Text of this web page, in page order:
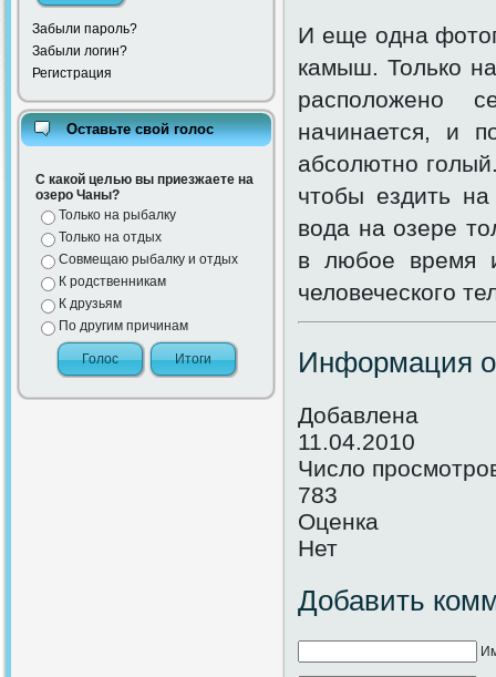
Забыли пароль?
Забыли логин?
Регистрация
Оставьте свой голос
С какой целью вы приезжаете на
озеро Чаны?
Только на рыбалку
Только на отдых
Совмещаю рыбалку и отдых
К родственникам
К друзьям
По другим причинам
И еще одна
камыш. Только
расположено
начинается, и
абсолютно
чтобы ездить
вода на озере
в любое время
человеческого
Информация
Добавлена
11.04.2010
Число
783
Оценка
Нет
Добавить